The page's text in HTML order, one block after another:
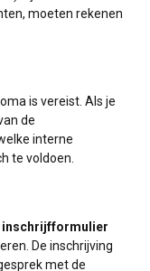
moeten rekenen
is vereist. Als je
de
interne
te voldoen.
inschrijfformulier
De inschrijving
met de